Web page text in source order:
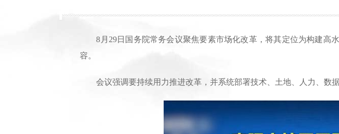
8月29日国务院常务会议聚焦要素市场化改革，将其定位为构建高
容。
会议强调要持续用力推进改革，并系统部署技术、土地、人力、数据